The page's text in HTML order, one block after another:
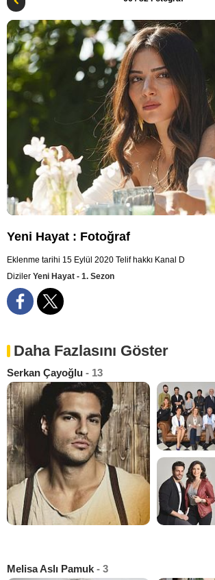
Yeni Hayat : Fotoğraf
Eklenme tarihi 15 Eylül 2020 Telif hakkı Kanal D
Diziler Yeni Hayat - 1. Sezon
Daha Fazlasını Göster
Serkan Çayoğlu - 13
Melisa Aslı Pamuk - 3